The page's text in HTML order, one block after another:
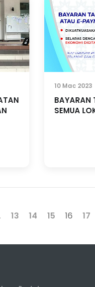
10 Mac 2023
BAYARAN
SEMUA
13 14 15 16 17